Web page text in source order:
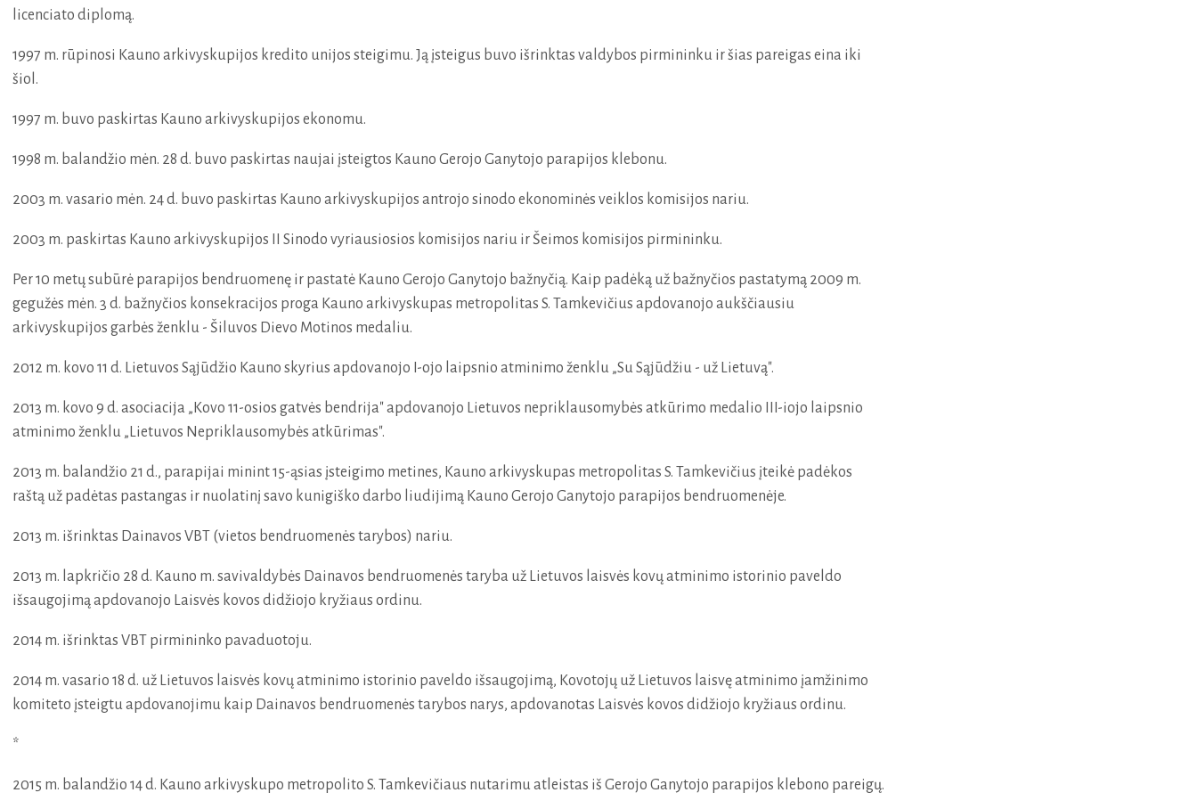
licenciato diplomą.
1997 m. rūpinosi Kauno arkivyskupijos kredito unijos steigimu. Ją įsteigus buvo išrinktas valdybos pirmininku ir šias pareigas eina iki
šiol.
1997 m. buvo paskirtas Kauno arkivyskupijos ekonomu.
1998 m. balandžio mėn. 28 d. buvo paskirtas naujai įsteigtos Kauno Gerojo Ganytojo parapijos klebonu.
2003 m. vasario mėn. 24 d. buvo paskirtas Kauno arkivyskupijos antrojo sinodo ekonominės veiklos komisijos nariu.
2003 m. paskirtas Kauno arkivyskupijos II Sinodo vyriausiosios komisijos nariu ir Šeimos komisijos pirmininku.
Per 10 metų subūrė parapijos bendruomenę ir pastatė Kauno Gerojo Ganytojo bažnyčią. Kaip padėką už bažnyčios pastatymą 2009 m.
gegužės mėn. 3 d. bažnyčios konsekracijos proga Kauno arkivyskupas metropolitas S. Tamkevičius apdovanojo aukščiausiu
arkivyskupijos garbės ženklu - Šiluvos Dievo Motinos medaliu.
2012 m. kovo 11 d. Lietuvos Sąjūdžio Kauno skyrius apdovanojo I-ojo laipsnio atminimo ženklu „Su Sąjūdžiu - už Lietuvą".
2013 m. kovo 9 d. asociacija „Kovo 11-osios gatvės bendrija" apdovanojo Lietuvos nepriklausomybės atkūrimo medalio III-iojo laipsnio
atminimo ženklu „Lietuvos Nepriklausomybės atkūrimas".
2013 m. balandžio 21 d., parapijai minint 15-ąsias įsteigimo metines, Kauno arkivyskupas metropolitas S. Tamkevičius įteikė padėkos
raštą už padėtas pastangas ir nuolatinį savo kunigiško darbo liudijimą Kauno Gerojo Ganytojo parapijos bendruomenėje.
2013 m. išrinktas Dainavos VBT (vietos bendruomenės tarybos) nariu.
2013 m. lapkričio 28 d. Kauno m. savivaldybės Dainavos bendruomenės taryba už Lietuvos laisvės kovų atminimo istorinio paveldo
išsaugojimą apdovanojo Laisvės kovos didžiojo kryžiaus ordinu.
2014 m. išrinktas VBT pirmininko pavaduotoju.
2014 m. vasario 18 d. už Lietuvos laisvės kovų atminimo istorinio paveldo išsaugojimą, Kovotojų už Lietuvos laisvę atminimo įamžinimo
komiteto įsteigtu apdovanojimu kaip Dainavos bendruomenės tarybos narys, apdovanotas Laisvės kovos didžiojo kryžiaus ordinu.
*
2015 m. balandžio 14 d. Kauno arkivyskupo metropolito S. Tamkevičiaus nutarimu atleistas iš Gerojo Ganytojo parapijos klebono pareigų.